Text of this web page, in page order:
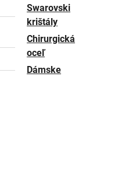
Swarovski
krištály
Chirurgická
oceľ
Dámske